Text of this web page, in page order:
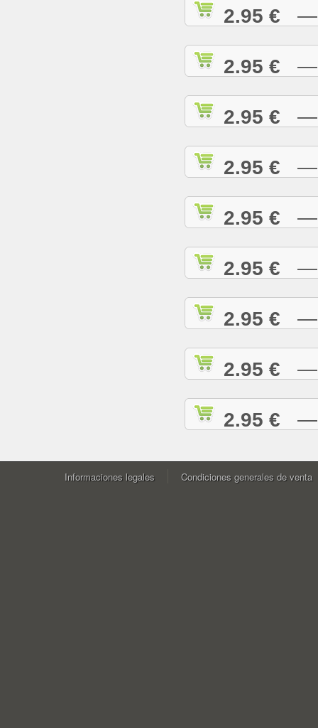
2.95 € —
2.95 € —
2.95 € —
2.95 € —
2.95 € —
2.95 € —
2.95 € —
2.95 € —
2.95 € —
Informaciones legales Condiciones generales de venta